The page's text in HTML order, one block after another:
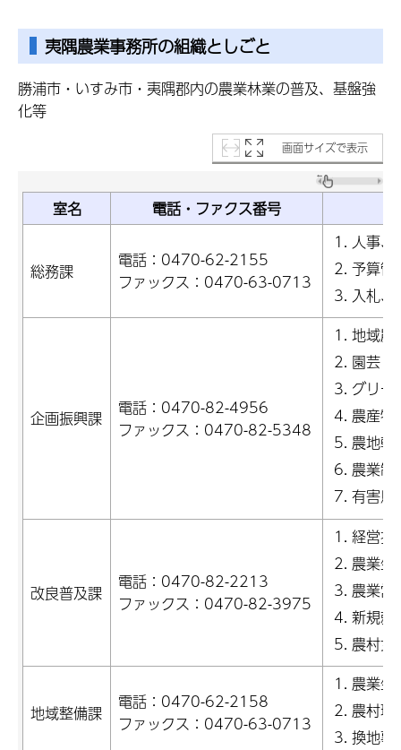
夷隅農業事務所の組織としごと
勝浦市・いすみ市・夷隅郡内の農業林業の普及、基盤強
化等
画面サイズで表示
室名 電話・ファクス番号
総務課
電話：0470-62-2155
ファックス：0470-63-0713
人事、
予算管
入札、
企画振興課
電話：0470-82-4956
ファックス：0470-82-5348
地域農
園芸・
グリー
農産物
農地転
農業制
有害鳥
改良普及課
電話：0470-82-2213
ファックス：0470-82-3975
経営指
農業生
農業営
新規就
農村女
地域整備課
電話：0470-62-2158
ファックス：0470-63-0713
農業生
農村環
換地事